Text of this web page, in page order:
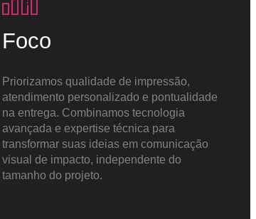
Foco
Priorizamos qualidade de impressão,
atendimento personalizado e pontualidade
na entrega. Combinamos tecnologia
avançada e expertise técnica para
transformar suas ideias em comunicação
visual de impacto, independente do
tamanho do projeto.